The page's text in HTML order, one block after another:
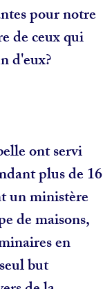
pour notre
de ceux qui
d'eux?
ont servi
plus de 16
un ministère
de maisons,
en
but